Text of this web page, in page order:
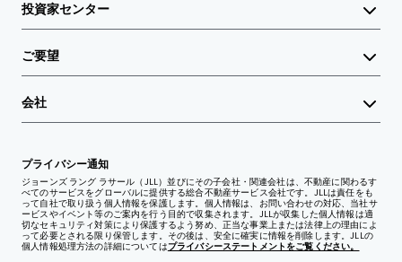
投資家センター
ご要望
会社
プライバシー通知
ジョーンズ ラング ラサール（JLL）並びにその子会社・関連会社は、不動産に関わるす
べてのサービスをグローバルに提供する総合不動産サービス会社です。JLLは責任をも
って自社で取り扱う個人情報を保護します。個人情報は、お問い合わせの対応、当社サ
ービスやイベント等のご案内を行う目的で収集されます。JLLが収集した個人情報は適
切なセキュリティ対策により保護するよう努め、正当な事業上または法律上の理由によ
って必要とされる限り保管します。その後は、安全に確実に情報を削除します。JLLの
個人情報処理方法の詳細についてはプライバシーステートメントをご覧ください。